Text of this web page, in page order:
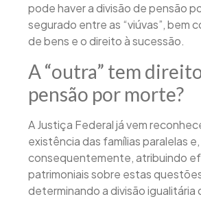
pode haver a divisão de pensão
segurado entre as “viúvas”, bem
de bens e o direito à sucessão.
A “outra” tem
pensão por morte?
A Justiça Federal já vem
existência das famílias paralelas e,
consequentemente, atribuindo
patrimoniais sobre estas
determinando a divisão igualitária